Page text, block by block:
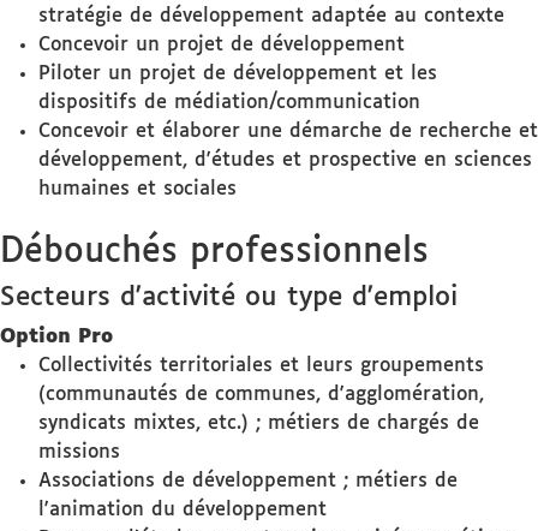
stratégie de développement adaptée au contexte
Concevoir un projet de développement
Piloter un projet de développement et les
dispositifs de médiation/communication
Concevoir et élaborer une démarche de recherche et
développement, d'études et prospective en sciences
humaines et sociales
Débouchés professionnels
Secteurs d'activité ou type d'emploi
Option Pro
Collectivités territoriales et leurs groupements
(communautés de communes, d'agglomération,
syndicats mixtes, etc.) ; métiers de chargés de
missions
Associations de développement ; métiers de
l'animation du développement